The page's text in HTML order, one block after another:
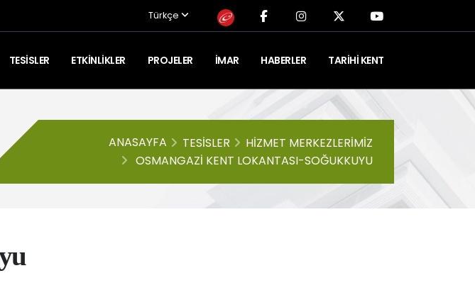
Türkçe
TESİSLER ETKİNLİKLER PROJELER İMAR HABERLER TARIHI KENT
ANASAYFA TESISLER
HIZMET MERKEZLERIMIZ
OSMANGAZI KENT LOKANTASI-SOĞUKKUYU